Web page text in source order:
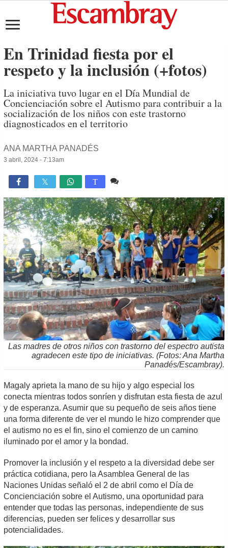
En Trinidad fiesta por el
respeto y la inclusión (+fotos)
La iniciativa tuvo lugar en el Día Mundial de
Concienciación sobre el Autismo para contribuir a la
socialización de los niños con este trastorno
diagnosticados en el territorio
ANA MARTHA PANADÉS
3 abril, 2024 - 7:13am
 T
Las madres de otros niños con trastorno del espectro autista
agradecen este tipo de iniciativas. (Fotos: Ana Martha
Panadés/Escambray).
Magaly aprieta la mano de su hijo y algo especial los
conecta mientras todos sonríen y disfrutan esta fiesta de azul
y de esperanza. Asumir que su pequeño de seis años tiene
una forma diferente de ver el mundo le hizo comprender que
el autismo no es el fin, sino el comienzo de un camino
iluminado por el amor y la bondad.
Promover la inclusión y el respeto a la diversidad debe ser
práctica cotidiana, pero la Asamblea General de las
Naciones Unidas señaló el 2 de abril como el Día de
Concienciación sobre el Autismo, una oportunidad para
entender que todas las personas, independiente de sus
diferencias, pueden ser felices y desarrollar sus
potencialidades.